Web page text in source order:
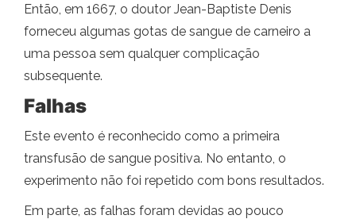
Então, em 1667, o doutor Jean-Baptiste Denis
forneceu algumas gotas de sangue de carneiro a
uma pessoa sem qualquer complicação
subsequente.
Falhas
Este evento é reconhecido como a primeira
transfusão de sangue positiva. No entanto, o
experimento não foi repetido com bons resultados.
Em parte, as falhas foram devidas ao pouco